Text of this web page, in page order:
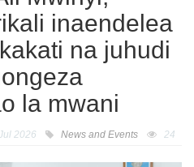
inaendelea
na juhudi
la mwani
2026 News and Events 24